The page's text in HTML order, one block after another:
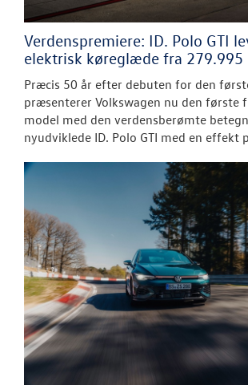
Verdenspremiere: ID. Polo GTI
elektrisk køreglæde fra 279.995
Præcis 50 år efter debuten for den
præsenterer Volkswagen nu den første
model med den verdensberømte
nyudviklede ID. Polo GTI med en effekt